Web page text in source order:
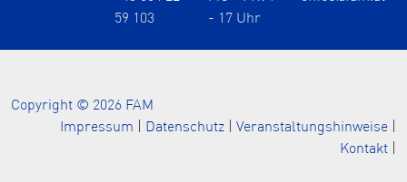
59 103
- 17 Uhr
Copyright © 2026 FAM
Impressum
Datenschutz Veranstaltungshinweise
Kontakt